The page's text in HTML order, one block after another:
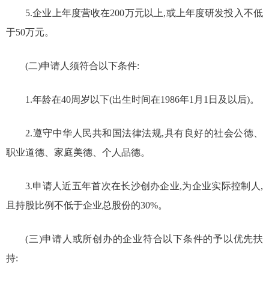
5.企业上年度营收在200万元以上,或上年度研发投入不低
于50万元。
(二)申请人须符合以下条件:
1.年龄在40周岁以下(出生时间在1986年1月1日及以后)。
2.遵守中华人民共和国法律法规,具有良好的社会公德、
职业道德、家庭美德、个人品德。
3.申请人近五年首次在长沙创办企业,为企业实际控制人,
且持股比例不低于企业总股份的30%。
(三)申请人或所创办的企业符合以下条件的予以优先扶
持: